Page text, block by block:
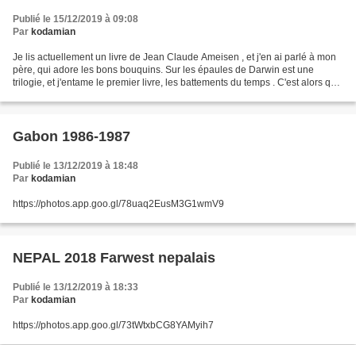
Publié le 15/12/2019 à 09:08
Par kodamian
Je lis actuellement un livre de Jean Claude Ameisen , et j'en ai parlé à mon
père, qui adore les bons bouquins. Sur les épaules de Darwin est une
trilogie, et j'entame le premier livre, les battements du temps . C'est alors que
Gabon 1986-1987
Publié le 13/12/2019 à 18:48
Par kodamian
https://photos.app.goo.gl/78uaq2EusM3G1wmV9
NEPAL 2018 Farwest nepalais
Publié le 13/12/2019 à 18:33
Par kodamian
https://photos.app.goo.gl/73tWtxbCG8YAMyih7